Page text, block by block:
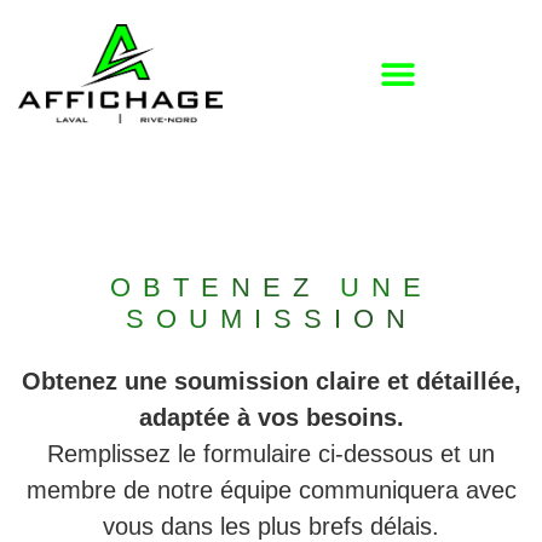
OBTENEZ
UNE
SOUMISSION
Obtenez une soumission claire et détaillée,
adaptée à vos besoins.
Remplissez le formulaire ci-dessous et un
membre de notre équipe communiquera avec
vous dans les plus brefs délais.